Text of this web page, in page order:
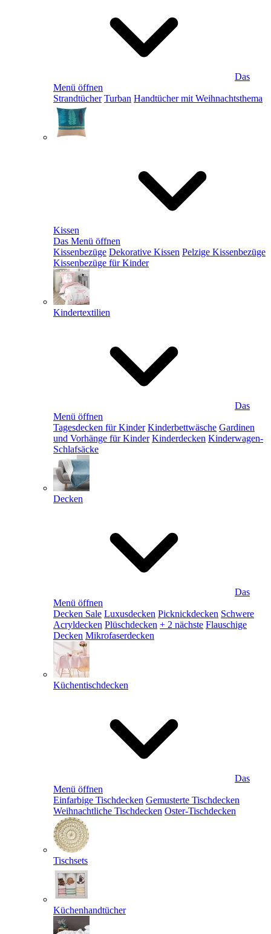
Das
Menü öffnen
Strandtücher Turban Handtücher mit Weihnachtsthema
Kissen
Das Menü öffnen
Kissenbezüge Dekorative Kissen Pelzige Kissenbezüge
Kissenbezüge für Kinder
Kindertextilien
Das
Menü öffnen
Tagesdecken für Kinder Kinderbettwäsche Gardinen
und Vorhänge für Kinder Kinderdecken Kinderwagen-
Schlafsäcke
Decken
Das
Menü öffnen
Decken Sale Luxusdecken Picknickdecken Schwere
Acryldecken Plüschdecken + 2 nächste Flauschige
Decken Mikrofaserdecken
Küchentischdecken
Das
Menü öffnen
Einfarbige Tischdecken Gemusterte Tischdecken
Weihnachtliche Tischdecken Oster-Tischdecken
Tischsets
Küchenhandtücher